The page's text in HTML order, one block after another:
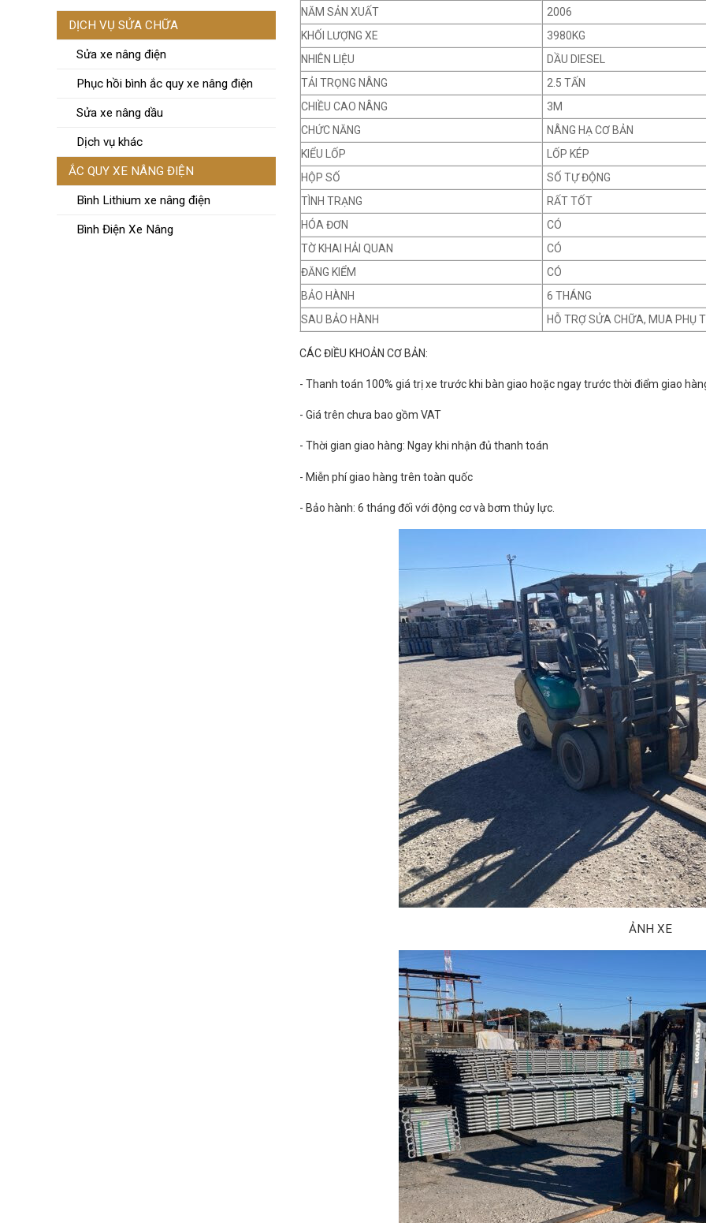
DỊCH VỤ SỬA CHỮA
Sửa xe nâng điện
Phục hồi bình ắc quy xe nâng điện
Sửa xe nâng dầu
Dịch vụ khác
ẮC QUY XE NÂNG ĐIỆN
Bình Lithium xe nâng điện
Bình Điện Xe Nâng
NĂM SẢN XUẤT
2006
KHỐI LƯỢNG XE
3980KG
NHIÊN LIỆU
DẦU DIESEL
TẢI TRỌNG NÂNG
2.5 TẤN
CHIỀU CAO NÂNG
3M
CHỨC NĂNG
NÂNG HẠ CƠ BẢN
KIỂU LỐP
LỐP KÉP
HỘP SỐ
SỐ TỰ ĐỘNG
TÌNH TRẠNG
RẤT TỐT
HÓA ĐƠN
CÓ
TỜ KHAI HẢI QUAN
CÓ
ĐĂNG KIỂM
CÓ
BẢO HÀNH
6 THÁNG
SAU BẢO HÀNH
HỖ TRỢ SỬA CHỮA, MUA PHỤ
CÁC ĐIỀU KHOẢN CƠ BẢN:
- Thanh toán 100% giá trị xe trước khi bàn giao hoặc ngay trước thời điểm giao
- Giá trên chưa bao gồm VAT
- Thời gian giao hàng: Ngay khi nhận đủ thanh toán
- Miễn phí giao hàng trên toàn quốc
- Bảo hành: 6 tháng đối với động cơ và bơm thủy lực.
ẢNH XE